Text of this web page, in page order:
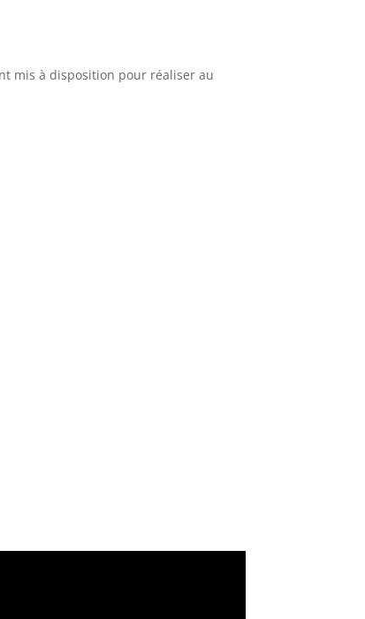
mis à disposition pour réaliser au